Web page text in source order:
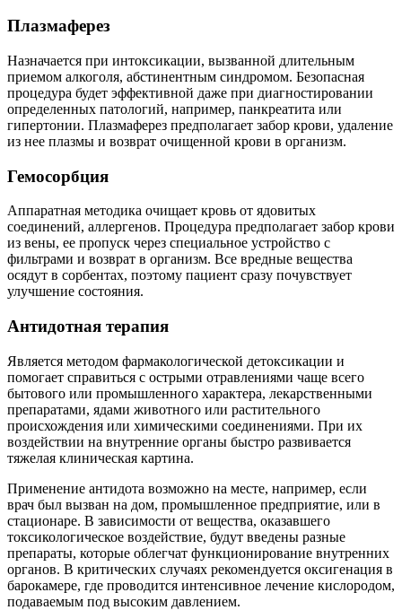
Плазмаферез
Назначается при интоксикации, вызванной длительным
приемом алкоголя, абстинентным синдромом. Безопасная
процедура будет эффективной даже при диагностировании
определенных патологий, например, панкреатита или
гипертонии. Плазмаферез предполагает забор крови, удаление
из нее плазмы и возврат очищенной крови в организм.
Гемосорбция
Аппаратная методика очищает кровь от ядовитых
соединений, аллергенов. Процедура предполагает забор крови
из вены, ее пропуск через специальное устройство с
фильтрами и возврат в организм. Все вредные вещества
осядут в сорбентах, поэтому пациент сразу почувствует
улучшение состояния.
Антидотная терапия
Является методом фармакологической детоксикации и
помогает справиться с острыми отравлениями чаще всего
бытового или промышленного характера, лекарственными
препаратами, ядами животного или растительного
происхождения или химическими соединениями. При их
воздействии на внутренние органы быстро развивается
тяжелая клиническая картина.
Применение антидота возможно на месте, например, если
врач был вызван на дом, промышленное предприятие, или в
стационаре. В зависимости от вещества, оказавшего
токсикологическое воздействие, будут введены разные
препараты, которые облегчат функционирование внутренних
органов. В критических случаях рекомендуется оксигенация в
барокамере, где проводится интенсивное лечение кислородом,
подаваемым под высоким давлением.